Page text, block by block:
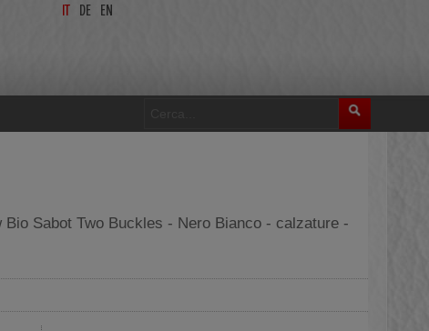
DE EN
Sabot Two Buckles - Nero Bianco - calzature -